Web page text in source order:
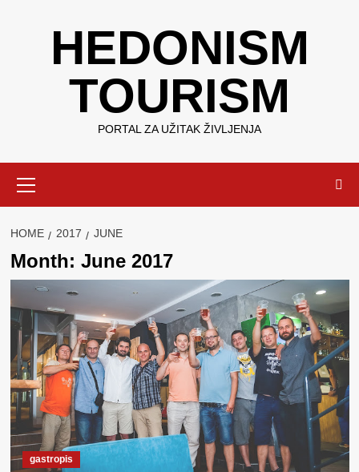
HEDONISM
TOURISM
PORTAL ZA UŽITAK ŽIVLJENJA
Menu
HOME 2017 JUNE
Month: June 2017
gastropis